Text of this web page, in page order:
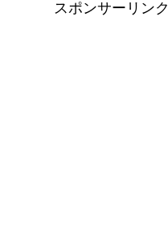
スポンサーリンク